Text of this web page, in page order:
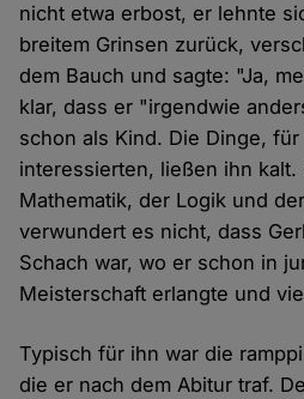
nicht etwa erbost, er lehnte
breitem Grinsen zurück,
dem Bauch und sagte: "Ja,
klar, dass er "irgendwie
schon als Kind. Die Dinge,
interessierten, ließen ihn kalt.
Mathematik, der Logik und
verwundert es nicht, dass
Schach war, wo er schon in
Meisterschaft erlangte und
Typisch für ihn war die
die er nach dem Abitur traf.